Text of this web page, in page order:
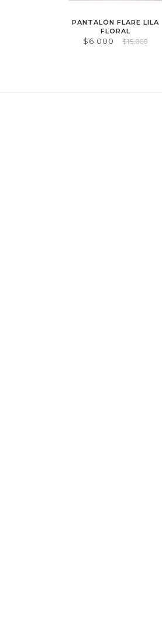
PANTALÓN FLARE LILA
FLORAL
$6.000 $15.000